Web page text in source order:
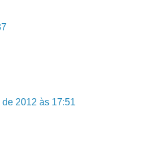
2012 às 17:51